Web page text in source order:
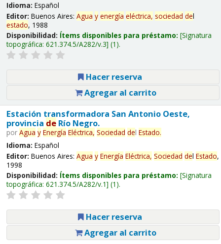
Idioma: Español
Editor: Buenos Aires: Agua y energía eléctrica, sociedad del
estado, 1988
Disponibilidad: Ítems disponibles para préstamo: Signatura
topográfica: 621.374.5/A282/v.3 (1).
Hacer reserva
Agregar al carrito
Estación transformadora San Antonio Oeste,
provincia deRío Negro.
por Agua y Energía Eléctrica, Sociedad del Estado.
Idioma: Español
Editor: Buenos Aires: Agua y Energía Eléctrica, Sociedad del Estado,
1998
Disponibilidad: Ítems disponibles para préstamo: Signatura
topográfica: 621.374.5/A282/v.1 (1).
Hacer reserva
Agregar al carrito